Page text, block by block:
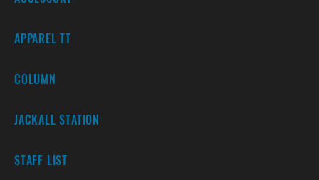
APPAREL TT
COLUMN
JACKALL STATION
STAFF LIST